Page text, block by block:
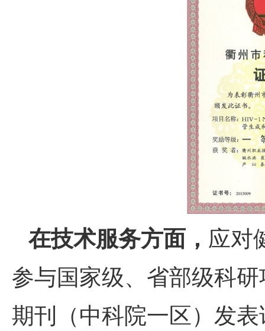
在技术服务方面， 应对
参与国家级、省部级科
期刊（中科院一区）发